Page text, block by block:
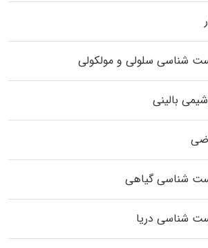
شناسی سلولی و مولکولی
بالینی
شناسی گیاهی
شناسی دریا